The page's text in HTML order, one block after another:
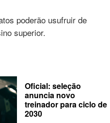
poderão usufruir de
superior.
Oficial: seleção
anuncia novo
treinador para ciclo de
2030